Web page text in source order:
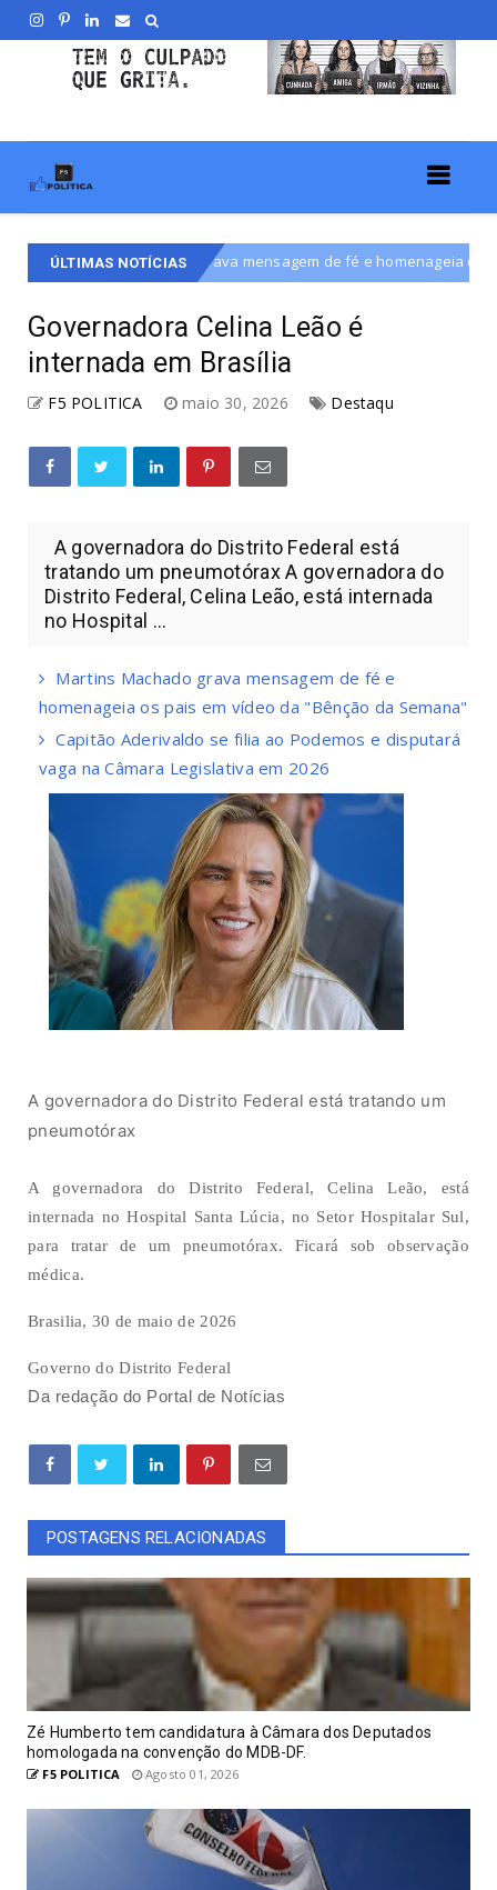
ÚLTIMAS NOTÍCIAS
grava mensagem de fé e homenageia os pais em vídeo da
Governadora Celina Leão é
internada em Brasília
F5 POLITICA maio 30, 2026 Destaqu
A governadora do Distrito Federal está
tratando um pneumotórax A governadora do
Distrito Federal, Celina Leão, está internada
no Hospital ...
Martins Machado grava mensagem de fé e
homenageia os pais em vídeo da "Bênção da Semana"
Capitão Aderivaldo se filia ao Podemos e disputará
vaga na Câmara Legislativa em 2026
A governadora do Distrito Federal está tratando um
pneumotórax
A governadora do Distrito Federal, Celina Leão, está
internada no Hospital Santa Lúcia, no Setor Hospitalar Sul,
para tratar de um pneumotórax. Ficará sob observação
médica.
Brasilia, 30 de maio de 2026
Governo do Distrito Federal
Da redação do Portal de Notícias
POSTAGENS RELACIONADAS
Zé Humberto tem candidatura à Câmara dos Deputados
homologada na convenção do MDB-DF.
F5 POLITICA Agosto 01, 2026